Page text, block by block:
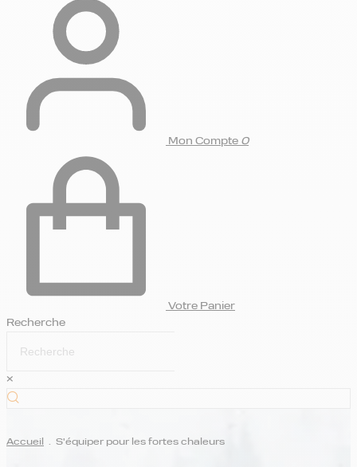
Mon Compte 0
Votre Panier
Recherche
×
Accueil . S'équiper pour les fortes chaleurs